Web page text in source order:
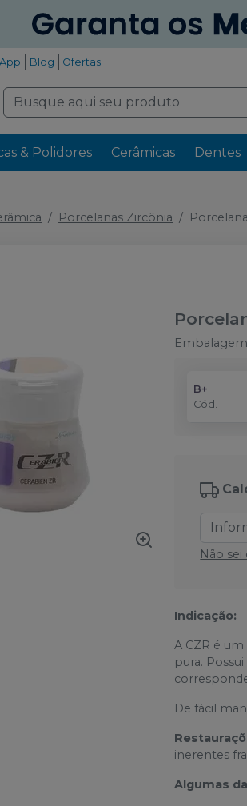
Blog Ofertas
& Polidores Cerâmicas Dentes
Porcelanas Zircônia
B+
Cód.
Não sei
Indicação:
A CZR é
pura.
De fácil
inerentes
Algumas